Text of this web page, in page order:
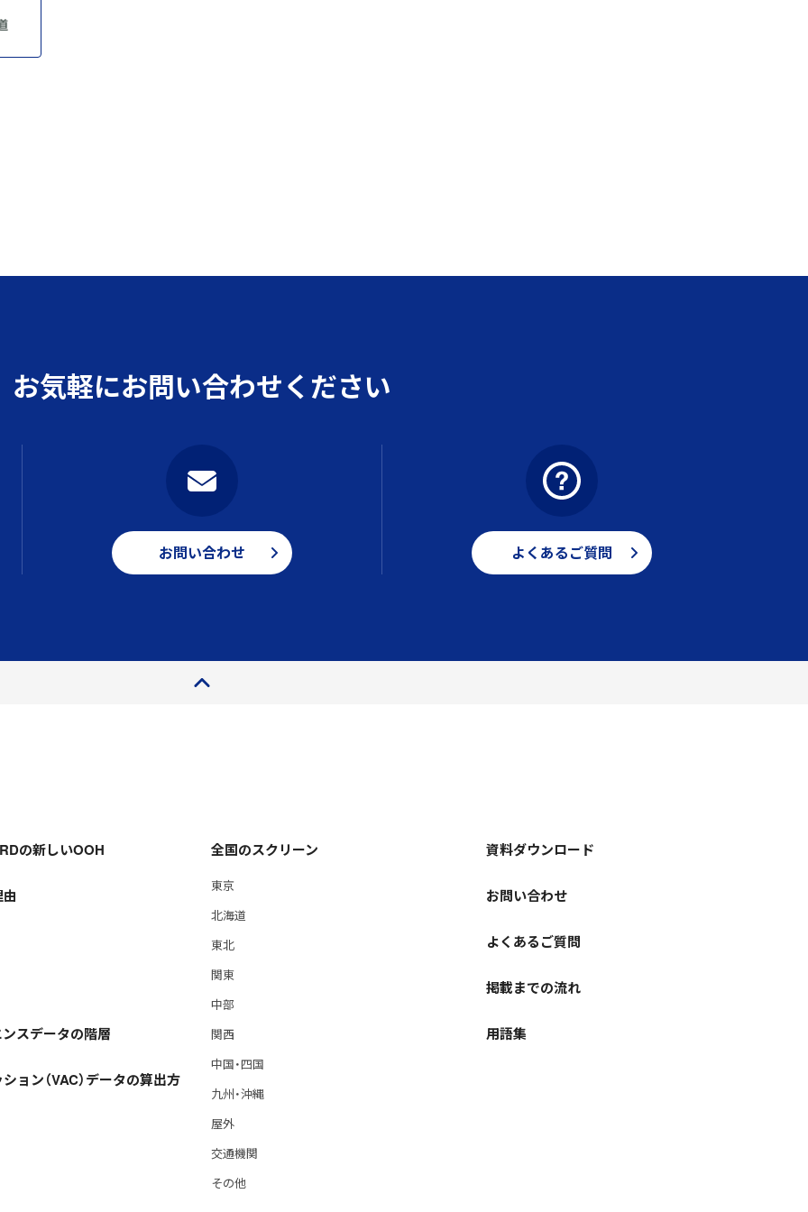
お気軽にお問い合わせください
お問い合わせ よくあるご質問
の新しいOOH
スデータの階層
ョン（VAC）データの算出方
全国のスクリーン
東京
北海道
東北
関東
中部
関西
中国・四国
九州・沖縄
屋外
交通機関
その他
資料ダウンロード
お問い合わせ
よくあるご質問
掲載までの流れ
用語集